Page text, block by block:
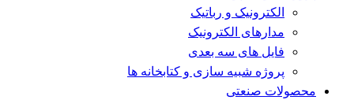
الکترونیک و رباتیک
مدارهای الکترونیک
فایل های سه بعدی
پروژه شبیه سازی و کتابخانه ها
محصولات صنعتی